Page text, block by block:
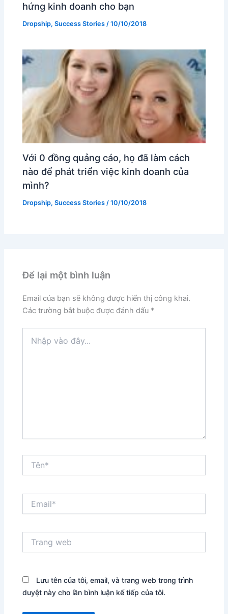
hứng kinh doanh cho bạn
Dropship,Success Stories /10/10/2018
Với 0 đồng quảng cáo, họ đã làm cách
nào để phát triển việc kinh doanh của
mình?
Dropship,Success Stories /10/10/2018
Để lại một bình luận
Email của bạn sẽ không được hiển thị công khai.
Các trường bắt buộc được đánh dấu *
vào
web
Lưu tên của tôi, email, và trang web trong trình
duyệt này cho lần bình luận kế tiếp của tôi.